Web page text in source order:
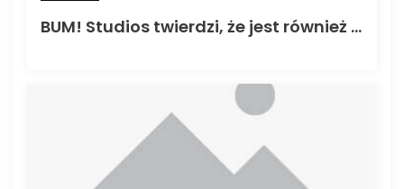
BUM! Studios twierdzi, że jest również wydaniem mediów freelancer